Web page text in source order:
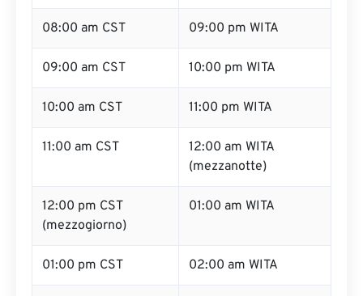
08:00 am CST 09:00 pm WITA
09:00 am CST 10:00 pm WITA
10:00 am CST 11:00 pm WITA
11:00 am CST
12:00 am WITA
(mezzanotte)
12:00 pm CST
(mezzogiorno)
01:00 am WITA
01:00 pm CST 02:00 am WITA